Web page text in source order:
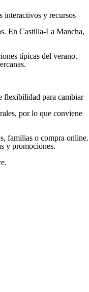
interactivos y recursos
En Castilla-La Mancha,
típicas del verano.
flexibilidad para cambiar
por lo que conviene
familias o compra online.
y promociones.